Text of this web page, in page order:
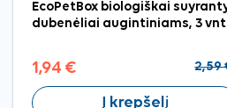
EcoPetBox biologiškai
dubenėliai augintiniams, 3
1,94 € 2,59
Į krepšelį